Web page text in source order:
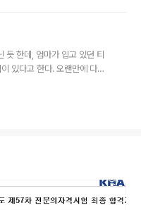
듯 한데, 엄마가 입고 있던 티
있다고 한다. 오랜만에 다시
것 누르면서 놀기는 하는데,